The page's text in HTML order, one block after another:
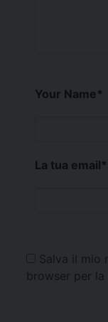
Your Name*
La tua email*
Salva il mio
browser per la